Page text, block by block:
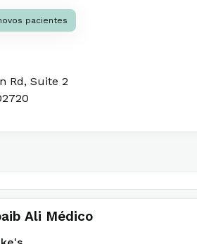
pacientes
Rd, Suite 2
Ali Médico